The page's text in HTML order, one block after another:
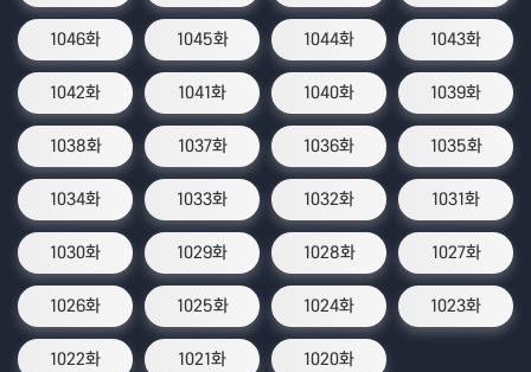
1046화 1045화 1044화 1043화
1042화 1041화 1040화 1039화
1038화 1037화 1036화 1035화
1034화 1033화 1032화 1031화
1030화 1029화 1028화 1027화
1026화 1025화 1024화 1023화
1022화 1021화 1020화